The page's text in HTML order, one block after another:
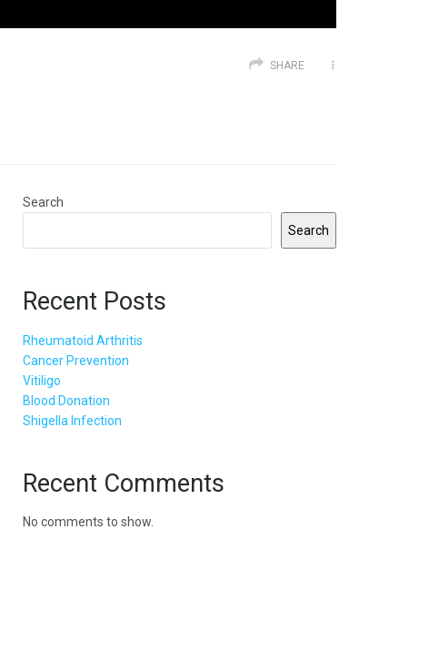
SHARE
Search
Search
Recent Posts
Rheumatoid Arthritis
Cancer Prevention
Vitiligo
Blood Donation
Shigella Infection
Recent Comments
No comments to show.